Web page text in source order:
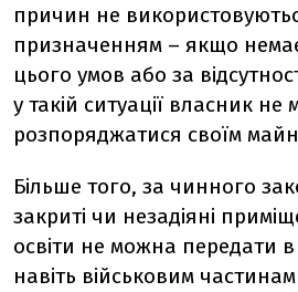
причин не
призначенням – якщо немає
цього умов або за
у такій ситуації власник не
розпоряджатися своїм
Більше того, за чинного
закриті чи незадіяні
освіти не можна передати
навіть військовим